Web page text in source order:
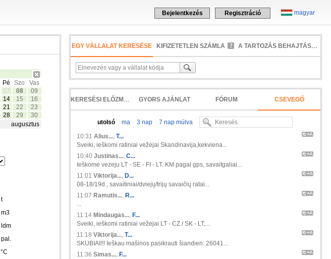
magyar
Bejelentkezés Regisztráció
Pé Szo
Vas
07 08
09
14 15
16
21 22
23
28 29
30
augusztus
t
m3
ldm
pal.
°C
EGY VÁLLALAT KERESÉSE KIFIZETETLEN SZÁMLA A TARTOZÁS BEHAJTÁSA
KERESÉSI ELŐZMÉNYEK GYORS AJÁNLAT FÓRUM CSEVEGŐ
utolsó ma 3 nap
7 nap múlva
10:31 Alius..., T...
Sveiki, ieškomi ratiniai vežėjai Skandinavija,kekviena...
10:40 Justinas..., C...
Ieškome vezeju LT - SE - FI - LT. KM pagal gps, savaitgaliai...
11:01 Viktorija..., D...
08-18/19d., savaitiniai/dviejų/trijų savaičių ratai...
11:07 Ramutis..., R...
...
11:14 Mindaugas..., F...
Sveiki, ieškomi ratiniai vežėjai LT - CZ / SK - LT,...
11:18 Viktorija..., T...
SKUBIAI!!! Ieškau mašinos pasikrauti šiandien: 26041...
11:36 Simas..., F...